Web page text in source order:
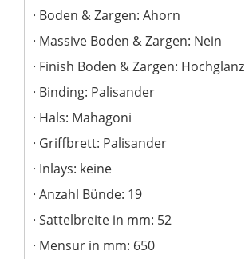
Boden & Zargen: Ahorn
Massive Boden & Zargen: Nein
Finish Boden & Zargen: Hochglanz
Binding: Palisander
Hals: Mahagoni
Griffbrett: Palisander
Inlays: keine
Anzahl Bünde: 19
Sattelbreite in mm: 52
Mensur in mm: 650